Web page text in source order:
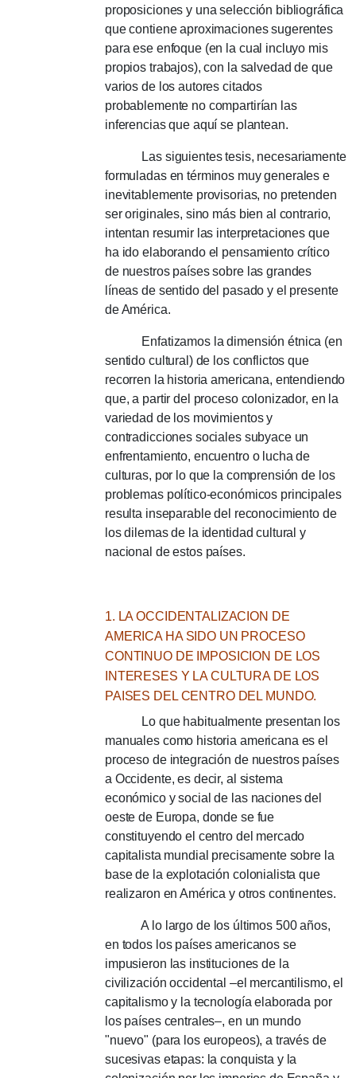
proposiciones y una selección bibliográfica
que contiene aproximaciones sugerentes
para ese enfoque (en la cual incluyo mis
propios trabajos), con la salvedad de que
varios de los autores citados
probablemente no compartirían las
inferencias que aquí se plantean.
Las siguientes tesis, necesariamente
formuladas en términos muy generales e
inevitablemente provisorias, no pretenden
ser originales, sino más bien al contrario,
intentan resumir las interpretaciones que
ha ido elaborando el pensamiento crítico
de nuestros países sobre las grandes
líneas de sentido del pasado y el presente
de América.
Enfatizamos la dimensión étnica (en
sentido cultural) de los conflictos que
recorren la historia americana, entendiendo
que, a partir del proceso colonizador, en la
variedad de los movimientos y
contradicciones sociales subyace un
enfrentamiento, encuentro o lucha de
culturas, por lo que la comprensión de los
problemas político-económicos principales
resulta inseparable del reconocimiento de
los dilemas de la identidad cultural y
nacional de estos países.
1. LA OCCIDENTALIZACION DE
AMERICA HA SIDO UN PROCESO
CONTINUO DE IMPOSICION DE LOS
INTERESES Y LA CULTURA DE LOS
PAISES DEL CENTRO DEL MUNDO.
Lo que habitualmente presentan los
manuales como historia americana es el
proceso de integración de nuestros países
a Occidente, es decir, al sistema
económico y social de las naciones del
oeste de Europa, donde se fue
constituyendo el centro del mercado
capitalista mundial precisamente sobre la
base de la explotación colonialista que
realizaron en América y otros continentes.
A lo largo de los últimos 500 años,
en todos los países americanos se
impusieron las instituciones de la
civilización occidental –el mercantilismo, el
capitalismo y la tecnología elaborada por
los países centrales–, en un mundo
"nuevo" (para los europeos), a través de
sucesivas etapas: la conquista y la